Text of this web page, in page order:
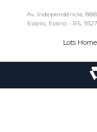
Av. Independência,
Esteio, Esteio - RS,
Lots